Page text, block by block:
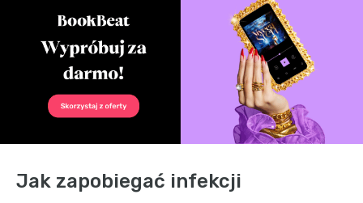
Jak zapobiegać infekcji